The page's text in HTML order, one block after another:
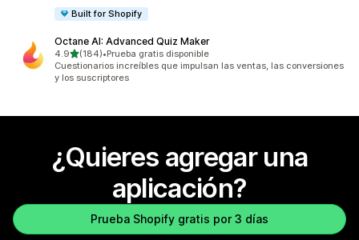
Built for Shopify
Octane AI: Advanced Quiz Maker
4.9de 5 estrellas
(184)
184 reseñas en total
•Prueba gratis disponible
Cuestionarios increíbles que impulsan las ventas, las conversiones
y los suscriptores
¿Quieres agregar una
aplicación?
Prueba Shopify gratis por 3 días